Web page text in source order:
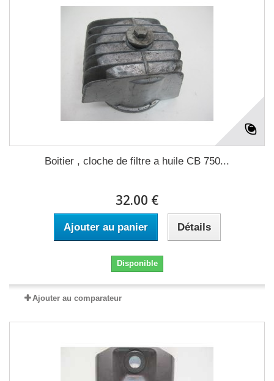
Boitier , cloche de filtre a huile CB 750...
32.00 €
Ajouter au panier Détails
Disponible
Ajouter au comparateur